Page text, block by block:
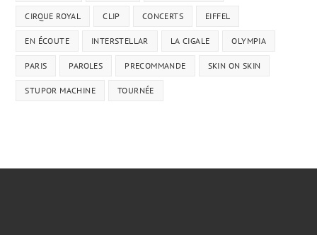
CIRQUE ROYAL CLIP CONCERTS EIFFEL
EN ÉCOUTE INTERSTELLAR LA CIGALE OLYMPIA
PARIS PAROLES PRECOMMANDE SKIN ON SKIN
STUPOR MACHINE TOURNÉE